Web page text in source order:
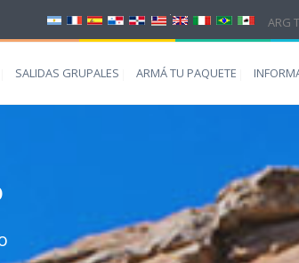
ARG
SALIDAS GRUPALES ARMÁ TU PAQUETE